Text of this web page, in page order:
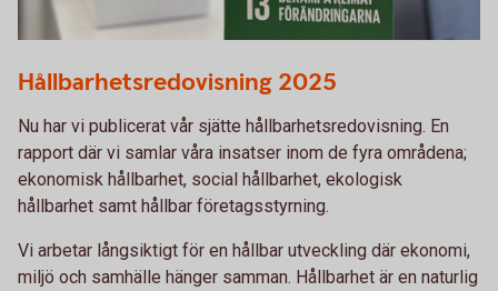
Hållbarhetsredovisning 2025
Nu har vi publicerat vår sjätte hållbarhetsredovisning. En
rapport där vi samlar våra insatser inom de fyra områdena;
ekonomisk hållbarhet, social hållbarhet, ekologisk
hållbarhet samt hållbar företagsstyrning.
Vi arbetar långsiktigt för en hållbar utveckling där ekonomi,
miljö och samhälle hänger samman. Hållbarhet är en naturlig